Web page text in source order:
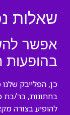
שאלות
אפשר
בהופעות
כן, הפלייבק
בחתונות, בר/בת
להופיע בצורה